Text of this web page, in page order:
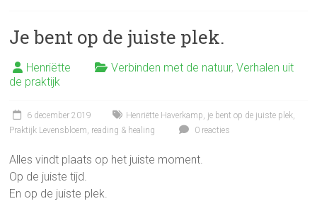
Je bent op de juiste plek.
Henriëtte Verbinden met de natuur,Verhalen uit
de praktijk
6 december 2019 Henriëtte Haverkamp, je bent op de juiste plek,
Praktijk Levensbloem, reading & healing 0 reacties
Alles vindt plaats op het juiste moment.
Op de juiste tijd.
En op de juiste plek.